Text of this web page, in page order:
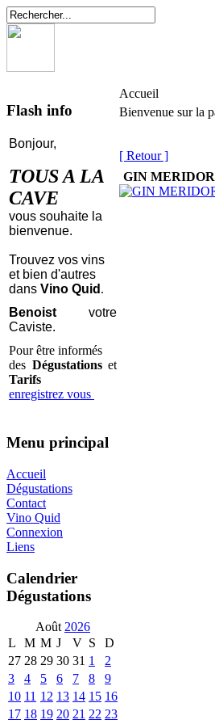
Flash info
Bonjour,
TOUS A LA
CAVE
vous souhaite la
bienvenue.
Trouvez vos vins
et bien d'autres
dans Vino Quid .
Benoistvotre
Caviste.
Pour être informés
des Dégustationset
Tarifs
enregistrez vous
Menu principal
Accueil
Dégustations
Contact
Vino Quid
Connexion
Liens
Calendrier
Dégustations
Août 2026
L
M M J V S
D
27 28 29 30 31 1
2
3
4 5 6 7 8
9
10 11 12 13 14 15 16
17 18 19 20 21 22 23
Accueil
Bienvenue sur la
[ Retour ]
GIN MERIDOR